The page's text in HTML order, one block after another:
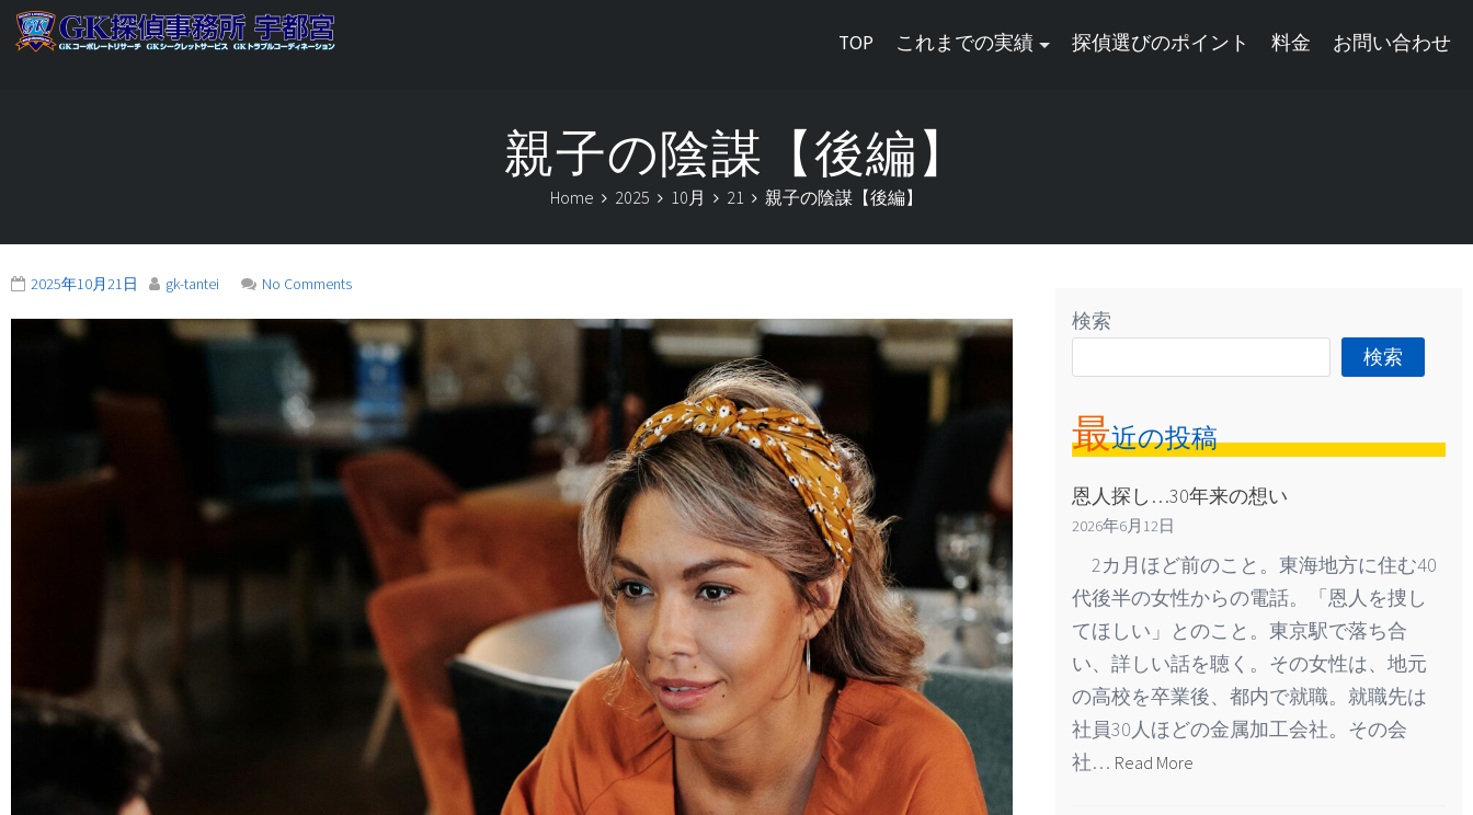
TOP これまでの実績 探偵選びのポイント 料金 お問い合わせ
親子の陰謀【後編】
Home 2025 10月 21 親子の陰謀【後編】
2025年10月21日 gk-tantei No Comments
検索
検索
最近の投稿
恩人探し…30年来の想い
2026年6月12日
2カ月ほど前のこと。東海地方に住む40
代後半の女性からの電話。「恩人を捜し
てほしい」とのこと。東京駅で落ち合
い、詳しい話を聴く。その女性は、地元
の高校を卒業後、都内で就職。就職先は
社員30人ほどの金属加工会社。その会
社… Read More